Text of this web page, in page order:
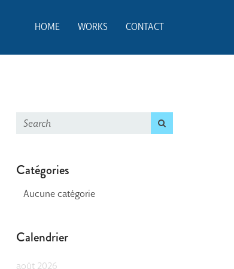
HOME WORKS CONTACT
Catégories
Aucune catégorie
Calendrier
août 2026